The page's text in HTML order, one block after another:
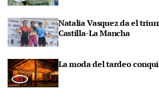
Natalia Vasquez da el
Castilla-La Mancha
La moda del tardeo